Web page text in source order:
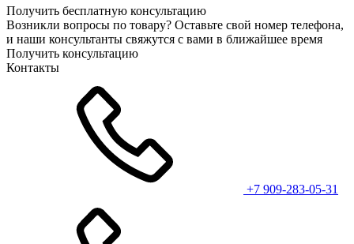
Получить бесплатную консультацию
Возникли вопросы по товару? Оставьте свой номер телефона,
и наши консультанты свяжутся с вами в ближайшее время
Получить консультацию
Контакты
+7 909-283-05-31